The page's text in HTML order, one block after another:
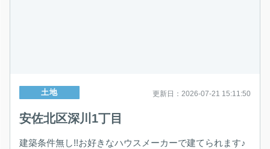
土地 更新日：2026-07-21 15:11:50
安佐北区深川1丁目
建築条件無し!!お好きなハウスメーカーで建てられます♪